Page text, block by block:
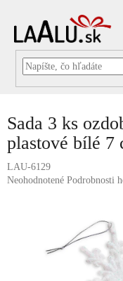
Sada 3 ks
plastové bílé 7
LAU-6129
Priemerné
Neohodnotené Podrobnosti